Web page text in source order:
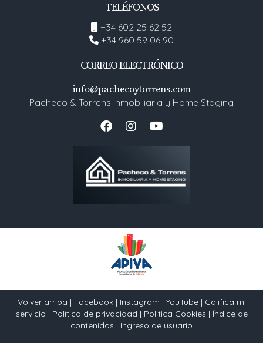
TELÉFONOS
+34 602 25 62 52
+34 960 59 06 90
CORREO ELECTRÓNICO
info@pachecoytorrens.com
Pacheco & Torrens Inmobiliaria y Home Staging
Volver arriba | Facebook| Instagram | YouTube| Califica mi
servicio | Política de privacidad | Politica Cookies | Índice de
contenidos | Ingreso de usuario